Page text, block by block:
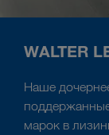
WALTER
Наше
марок в